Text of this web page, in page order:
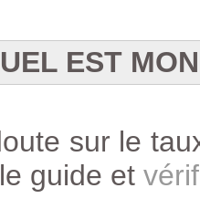
EST
sur le
guide et